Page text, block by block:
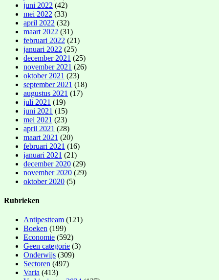
juni 2022 (42)
mei 2022 (33)
april 2022 (32)
maart 2022 (31)
februari 2022 (21)
januari 2022 (25)
december 2021 (25)
november 2021 (26)
oktober 2021 (23)
september 2021 (18)
augustus 2021 (17)
juli 2021 (19)
juni 2021 (15)
mei 2021 (23)
april 2021 (28)
maart 2021 (20)
februari 2021 (16)
januari 2021 (21)
december 2020 (29)
november 2020 (29)
oktober 2020 (5)
Rubrieken
Antipestteam (121)
Boeken (199)
Economie (592)
Geen categorie (3)
Onderwijs (309)
Sectoren (497)
Varia (413)